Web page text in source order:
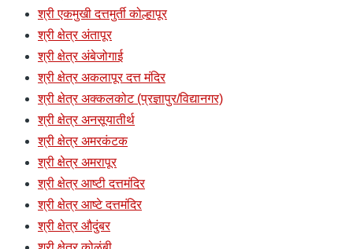
श्री एकमुखी दत्तमुर्ती कोल्हापूर
श्री क्षेत्र अंतापूर
श्री क्षेत्र अंबेजोगाई
श्री क्षेत्र अकलापूर दत्त मंदिर
श्री क्षेत्र अक्कलकोट (प्रज्ञापुर/विद्यानगर)
श्री क्षेत्र अनसूयातीर्थ
श्री क्षेत्र अमरकंटक
श्री क्षेत्र अमरापूर
श्री क्षेत्र आष्टी दत्तमंदिर
श्री क्षेत्र आष्टे दत्तमंदिर
श्री क्षेत्र औदुंबर